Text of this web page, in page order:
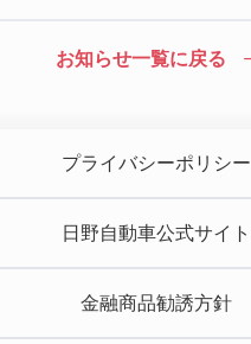
お知らせ一覧に戻る
プライバシーポリシー
日野自動車公式サイト
金融商品勧誘方針